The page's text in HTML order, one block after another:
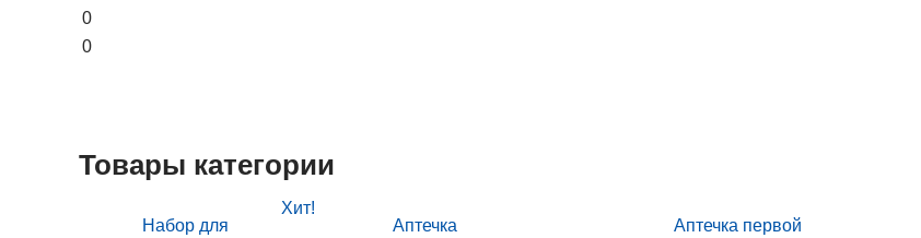
0
0
Товары категории
Набор для
Хит!
Аптечка
Аптечка первой